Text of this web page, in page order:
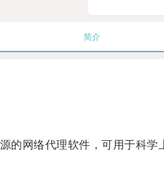
简介
网络代理软件，可用于科学